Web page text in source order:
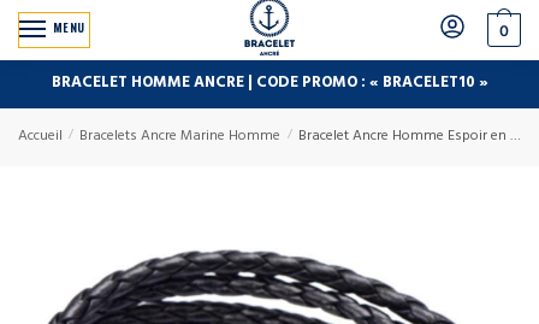
MENU 0
BRACELET HOMME ANCRE | CODE PROMO : « BRACELET10 »
Accueil / Bracelets Ancre Marine Homme / Bracelet Ancre Homme Espoir en Cuir